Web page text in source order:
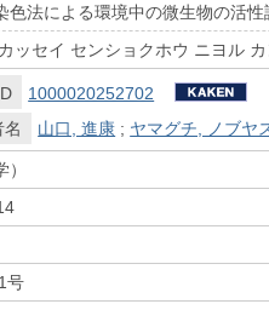
色法による環境中の微生物の活性
ッセイ センショクホウ ニヨル
1000020252702
名
山口, 進康 ; ヤマグチ, ノブヤ
号